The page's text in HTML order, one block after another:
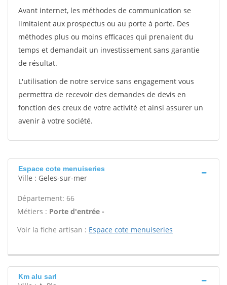
Avant internet, les méthodes de communication se
limitaient aux prospectus ou au porte à porte. Des
méthodes plus ou moins efficaces qui prenaient du
temps et demandait un investissement sans garantie
de résultat.
L'utilisation de notre service sans engagement vous
permettra de recevoir des demandes de devis en
fonction des creux de votre activité et ainsi assurer un
avenir à votre société.
Espace cote menuiseries
Ville : Geles-sur-mer
Département: 66
Métiers : Porte d'entrée -
Voir la fiche artisan : Espace cote menuiseries
Km alu sarl